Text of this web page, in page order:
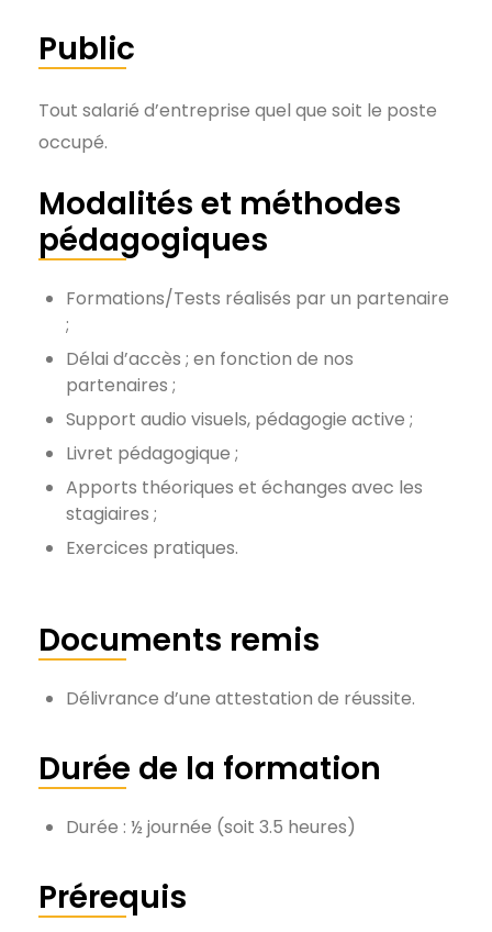
Public
Tout salarié d’entreprise quel que soit le poste
occupé.
Modalités et méthodes
pédagogiques
Formations/Tests réalisés par un partenaire
;
Délai d’accès ; en fonction de nos
partenaires ;
Support audio visuels, pédagogie active ;
Livret pédagogique ;
Apports théoriques et échanges avec les
stagiaires ;
Exercices pratiques.
Documents remis
Délivrance d’une attestation de réussite.
Durée de la formation
Durée : ½ journée (soit 3.5 heures)
Prérequis